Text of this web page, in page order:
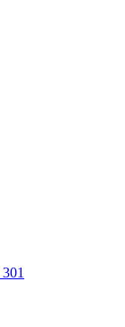
301